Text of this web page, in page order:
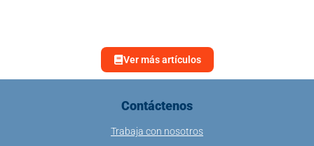
Ver más artículos
Contáctenos
Trabaja con nosotros